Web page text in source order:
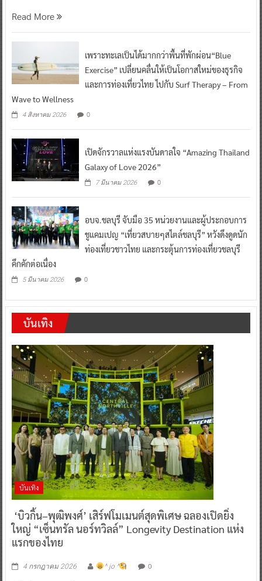
Read More
เพราะทะเลเป็นได้มากกว่าพื้นที่พักผ่อน“Blue
Exercise” เปลี่ยนคลื่นให้เป็นโอกาสใหม่ของธุรกิจ
และการท่องเที่ยวไทย ไปกับ Surf Therapy – From
Wave to Wellness
4 สิงหาคม 2026 0
เปิดจักรวาลแห่งแรงบันดาลใจ “Amazing Thailand
Galaxy of Love 2026”
7 มีนาคม 2026 0
อบจ.ชลบุรี จับมือ 35 หน่วยงานและผู้ประกอบการ
ชูแคมเปญ “เที่ยวสบายๆสไตล์ชลบุรี” หวังดึงดูดนัก
ท่องเที่ยวชาวไทย และกระตุ้นการท่องเที่ยวชลบุรี
คึกคักต่อเนื่อง
5 มีนาคม 2026 0
บันเทิง
บันเทิง
‘บิวกิ้น–พุฒิพงศ์’ เสิร์ฟโมเมนต์สุดพิเศษ ฉลองเปิดยิ่ง
ใหญ่ “เซ็นทรัล นอร์ทวิลล์” Longevity Destination แห่ง
แรกของไทย
4 กรกฎาคม 2026 ^ jo ^ 0